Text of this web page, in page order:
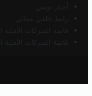
أخبار تونس
رابط خلفي مجاني
قائمة الشركات الأهلية
قائمة الشركات الأهلية